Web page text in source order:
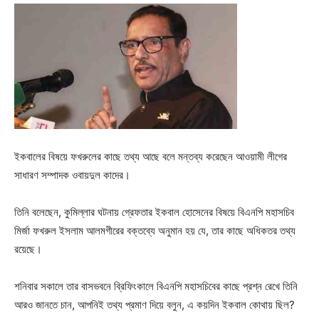
ইকবালের বিষয়ে ফখরুলের কাছে তথ্য আছে বলে মন্তব্য করেছেন আওয়ামী লীগের
সাধারণ সম্পাদক ওবায়দুল কাদের।
তিনি বলেছেন, কুমিল্লার ঘটনায় গ্রেফতার ইকবাল হোসেনের বিষয়ে বিএনপি মহাসচিব
মির্জা ফখরুল ইসলাম আলমগীরের বক্তব্যে অনুমান হয় যে, তার কাছে অধিকতর তথ্য
রয়েছে।
শনিবার সকালে তার বাসভবনে ব্রিফিংকালে বিএনপি মহাসচিবের কাছে প্রশ্ন রেখে তিনি
আরও জানতে চান, আপনিই তথ্য প্রমাণ দিয়ে বলুন, এ কয়দিন ইকবাল কোথায় ছিল?